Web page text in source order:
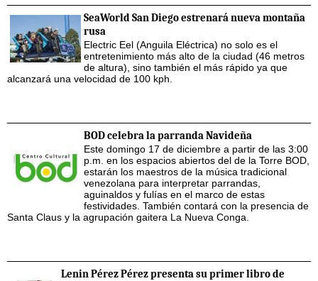
SeaWorld San Diego estrenará nueva montaña
rusa
Electric Eel (Anguila Eléctrica) no solo es el
entretenimiento más alto de la ciudad (46 metros
de altura), sino también el más rápido ya que
alcanzará una velocidad de 100 kph.
BOD celebra la parranda Navideña
Este domingo 17 de diciembre a partir de las 3:00
p.m. en los espacios abiertos del de la Torre BOD,
estarán los maestros de la música tradicional
venezolana para interpretar parrandas,
aguinaldos y fulías en el marco de estas
festividades. También contará con la presencia de
Santa Claus y la agrupación gaitera La Nueva Conga.
Lenin Pérez Pérez presenta su primer libro de